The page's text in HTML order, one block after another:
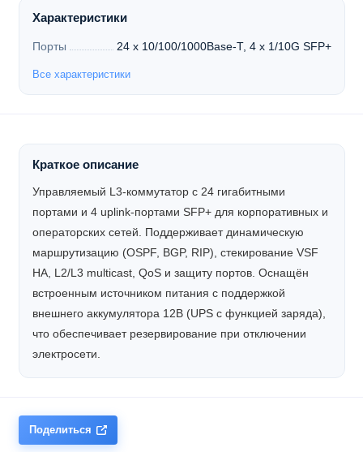
Характеристики
Порты 24 x 10/100/1000Base-T, 4 x 1/10G SFP+
Все характеристики
Краткое описание
Управляемый L3-коммутатор с 24 гигабитными
портами и 4 uplink-портами SFP+ для корпоративных и
операторских сетей. Поддерживает динамическую
маршрутизацию (OSPF, BGP, RIP), стекирование VSF
HA, L2/L3 multicast, QoS и защиту портов. Оснащён
встроенным источником питания с поддержкой
внешнего аккумулятора 12В (UPS с функцией заряда),
что обеспечивает резервирование при отключении
электросети.
Поделиться